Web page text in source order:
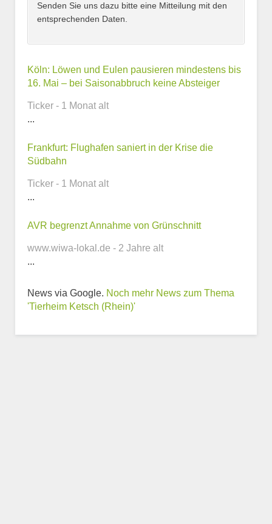
Kontaktmöglichkeiten
E-Mail-Adresse
Weitere Informationen
zum Tierheim
Senden Sie uns dazu bitte eine Mitteilung mit den
entsprechenden Daten.
Köln: Löwen und Eulen pausieren mindestens bis
16. Mai – bei Saisonabbruch keine Absteiger
Ticker - 1 Monat alt
...
Frankfurt: Flughafen saniert in der Krise die
Südbahn
Ticker - 1 Monat alt
...
AVR begrenzt Annahme von Grünschnitt
www.wiwa-lokal.de - 2 Jahre alt
...
News via Google. Noch mehr News zum Thema
'Tierheim Ketsch (Rhein)'